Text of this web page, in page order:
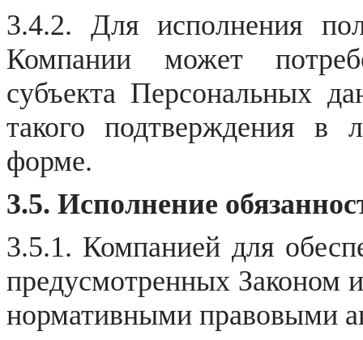
3.4.2. Для исполнения
Компании может
субъекта Персональных
такого подтверждения в
форме.
3.5. Исполнение
3.5.1. Компанией для
предусмотренных Законом
нормативными правовыми